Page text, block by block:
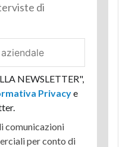
di
NEWSLETTER",
Privacye
comunicazioni
per conto di